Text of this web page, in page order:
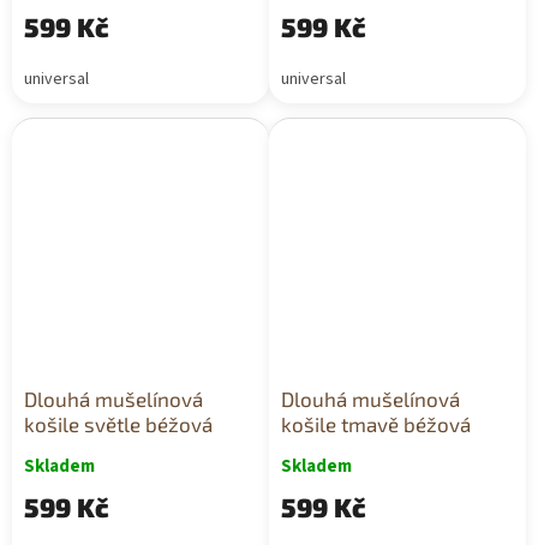
599 Kč
universal
599 Kč
universal
Dlouhá mušelínová
košile světle béžová
Skladem
599 Kč
Dlouhá mušelínová
košile tmavě béžová
Skladem
599 Kč